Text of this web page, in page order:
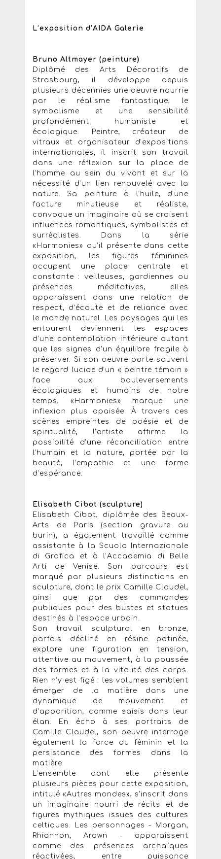
L’exposition d’AIDA Galerie
Bruno Altmayer (peinture)
Diplômé des Arts Décoratifs de
Strasbourg, il développe depuis
plusieurs décennies une oeuvre nourrie
par le réalisme fantastique, le
symbolisme et une sensibilité
profondément humaniste et
écologique. Peintre, créateur de
vitraux et organisateur d’expositions
internationales, il inscrit son travail
dans une réflexion sur la place de
l’homme au sein du vivant et sur la
nécessité d’un lien renouvelé avec la
nature. Sa peinture à l’huile, d’une
facture minutieuse et réaliste,
convoque un imaginaire où se croisent
influences romantiques, symbolistes et
surréalistes. Dans la série
«Harmonies» qu’il présente dans cette
exposition, les figures féminines
occupent une place centrale et
constante : veilleuses, gardiennes ou
présences méditatives, elles
apparaissent dans une relation de
respect, d’écoute et de reliance avec
le monde naturel. Les paysages qui les
entourent deviennent les espaces
d’une contemplation intérieure autant
que les signes d’un équilibre fragile à
préserver. Si son oeuvre porte souvent
le regard lucide d’un « peintre témoin »
face aux bouleversements
écologiques et humains de notre
temps, «Harmonies» marque une
inflexion plus apaisée. À travers ces
scènes empreintes de poésie et de
spiritualité, l’artiste affirme la
possibilité d’une réconciliation entre
l’humain et la nature, portée par la
beauté, l’empathie et une forme
d’espérance.
Elisabeth Cibot (sculpture)
Elisabeth Cibot, diplômée des Beaux-
Arts de Paris (section gravure au
burin), a également travaillé comme
assistante à la Scuola Internazionale
di Grafica et à l’Accademia di Belle
Arti de Venise. Son parcours est
marqué par plusieurs distinctions en
sculpture, dont le prix Camille Claudel,
ainsi que par des commandes
publiques pour des bustes et statues
destinés à l’espace urbain.
Son travail sculptural en bronze,
parfois décliné en résine patinée,
explore une figuration en tension,
attentive au mouvement, à la poussée
des formes et à la vitalité des corps.
Rien n’y est figé : les volumes semblent
émerger de la matière dans une
dynamique de mouvement et
d’apparition, comme saisis dans leur
élan. En écho à ses portraits de
Camille Claudel, son oeuvre interroge
également la force du féminin et la
persistance des formes dans la
matière.
L’ensemble dont elle présente
plusieurs pièces pour cette exposition,
intitulé «Autres mondes», s’inscrit dans
un imaginaire nourri de récits et de
figures mythiques issues des cultures
celtiques. Les personnages - Morgan,
Rhiannon, Arawn - apparaissent
comme des présences archaïques
réactivées, entre puissance